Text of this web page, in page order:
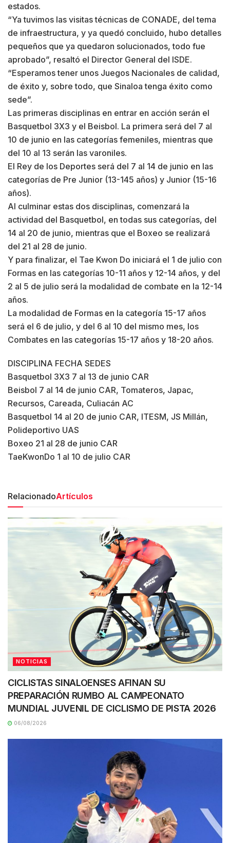
estados.
“Ya tuvimos las visitas técnicas de CONADE, del tema
de infraestructura, y ya quedó concluido, hubo detalles
pequeños que ya quedaron solucionados, todo fue
aprobado”, resaltó el Director General del ISDE.
“Esperamos tener unos Juegos Nacionales de calidad,
de éxito y, sobre todo, que Sinaloa tenga éxito como
sede”.
Las primeras disciplinas en entrar en acción serán el
Basquetbol 3X3 y el Beisbol. La primera será del 7 al
10 de junio en las categorías femeniles, mientras que
del 10 al 13 serán las varoniles.
El Rey de los Deportes será del 7 al 14 de junio en las
categorías de Pre Junior (13-145 años) y Junior (15-16
años).
Al culminar estas dos disciplinas, comenzará la
actividad del Basquetbol, en todas sus categorías, del
14 al 20 de junio, mientras que el Boxeo se realizará
del 21 al 28 de junio.
Y para finalizar, el Tae Kwon Do iniciará el 1 de julio con
Formas en las categorías 10-11 años y 12-14 años, y del
2 al 5 de julio será la modalidad de combate en la 12-14
años.
La modalidad de Formas en la categoría 15-17 años
será el 6 de julio, y del 6 al 10 del mismo mes, los
Combates en las categorías 15-17 años y 18-20 años.
DISCIPLINA FECHA SEDES
Basquetbol 3X3 7 al 13 de junio CAR
Beisbol 7 al 14 de junio CAR, Tomateros, Japac,
Recursos, Careada, Culiacán AC
Basquetbol 14 al 20 de junio CAR, ITESM, JS Millán,
Polideportivo UAS
Boxeo 21 al 28 de junio CAR
TaeKwonDo 1 al 10 de julio CAR
RelacionadoArtículos
NOTICIAS
CICLISTAS SINALOENSES AFINAN SU
PREPARACIÓN RUMBO AL CAMPEONATO
MUNDIAL JUVENIL DE CICLISMO DE PISTA 2026
06/08/2026